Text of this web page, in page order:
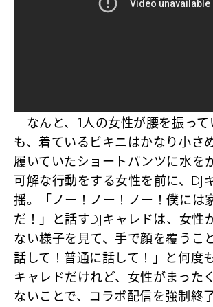
なんと、1人の女性が腰を振っ
も、着ているビキニはかなり小さ
履いていたショートパンツに水を
可解な行動をする女性を前に、DJ
揺。「ノー！ノー！ノー！僕には
だ！」と話すDJキャレドは、女性
ない様子を見て、手で顔を覆うこ
話して！普通に話して！」と何度
キャレドだけれど、女性がまった
ないことで、コラボ配信を強制終